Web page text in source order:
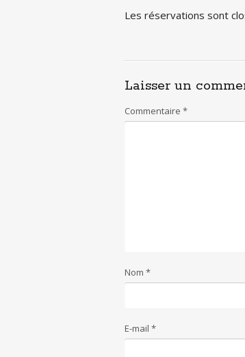
Les réservations sont
Laisser un
Commentaire *
Nom *
E-mail *